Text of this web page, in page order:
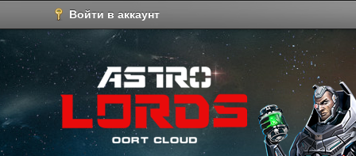
Войти в аккаунт